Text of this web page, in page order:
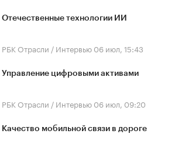
Отечественные технологии ИИ
РБК Отрасли / Интервью 06 июл, 15:43
Управление цифровыми активами
РБК Отрасли / Интервью 06 июл, 09:20
Качество мобильной связи в дороге